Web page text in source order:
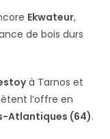
Ekwateur,
de bois durs
à Tarnos et
l’offre en
Atlantiques (64).